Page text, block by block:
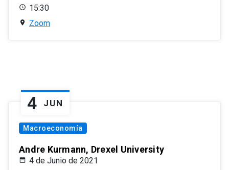
15:30
Zoom
4 JUN
Macroeconomía
Andre Kurmann, Drexel University
4 de Junio de 2021